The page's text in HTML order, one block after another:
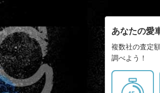
あなたの愛
複数社の査定
調べよう！